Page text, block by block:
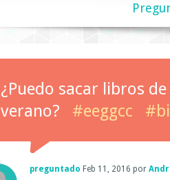
¿Puedo sacar libros
verano?
#eeggcc
preguntado Feb 11, 2016 por